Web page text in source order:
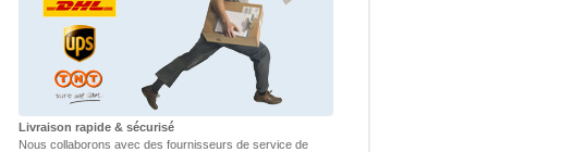
Livraison rapide & sécurisé
Nous collaborons avec des fournisseurs de service de